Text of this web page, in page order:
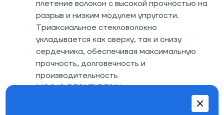
плетение волокон с высокой прочностью на
разрыв и низким модулем упругости.
Триаксиальное стекловолокно
укладывается как сверху, так и снизу
сердечника, обеспечивая максимальную
прочность, долговечность и
производительность
MAGIC BEAN™ RESIN - пропитка